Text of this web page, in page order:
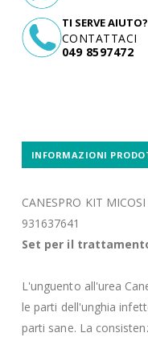
TI SERVE AIUTO?
CONTATTACI
049 8597472
INFORMAZIONI
CANESPRO KIT
931637641
Set per il
L'unguento all'urea
le parti dell'unghia
parti sane. La